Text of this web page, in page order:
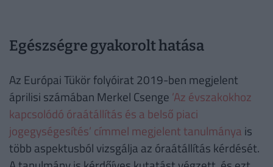
Egészségre gyakorolt hatása
Az Európai Tükör folyóirat 2019-ben megjelent
áprilisi számában Merkel Csenge ’Az évszakokhoz
kapcsolódó óraátállítás és a belső piaci
jogegységesítés’ címmel megjelent tanulmánya is
több aspektusból vizsgálja az óraátállítás kérdését.